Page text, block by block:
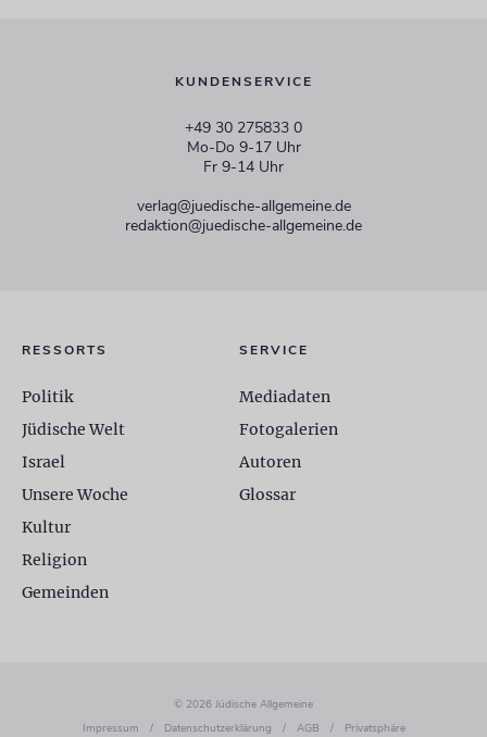
KUNDENSERVICE
+49 30 275833 0
Mo-Do 9-17 Uhr
Fr 9-14 Uhr
verlag@juedische-allgemeine.de
redaktion@juedische-allgemeine.de
RESSORTS
Politik
Jüdische Welt
Israel
Unsere Woche
Kultur
Religion
Gemeinden
SERVICE
Mediadaten
Fotogalerien
Autoren
Glossar
© 2026 Jüdische Allgemeine
Impressum
/ Datenschutzerklärung / AGB / Privatsphäre